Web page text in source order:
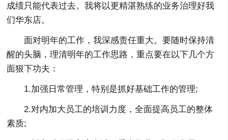
成绩只能代表过去。我将以更精湛熟练的业务治理好我
们华东店。
面对明年的工作，我深感责任重大。要随时保持清
醒的头脑，理清明年的工作思路，重点要在以下几个方
面狠下功夫：
1.加强日常管理，特别是抓好基础工作的管理;
2.对内加大员工的培训力度，全面提高员工的整体
素质;